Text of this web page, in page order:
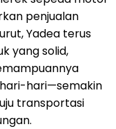
penjualan
Yadea terus
yang solid,
hari—semakin
transportasi